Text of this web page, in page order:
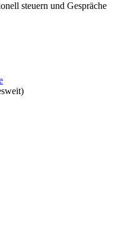
steuern und Gespräche